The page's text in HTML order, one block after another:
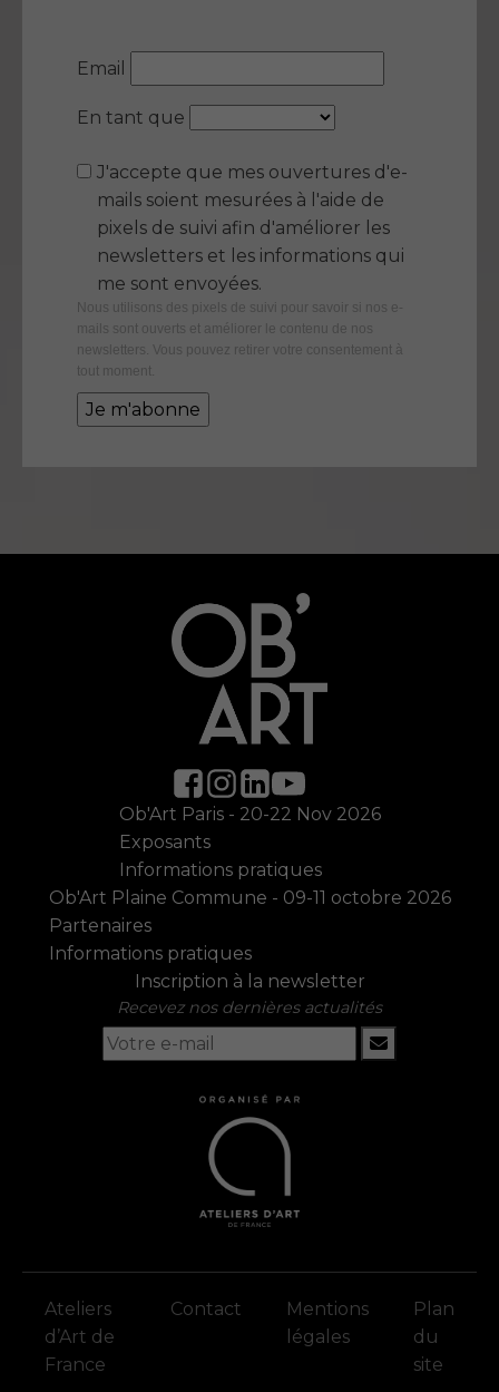
Email
En tant que
J'accepte que mes ouvertures d'e-
mails soient mesurées à l'aide de
pixels de suivi afin d'améliorer les
newsletters et les informations qui
me sont envoyées.
Nous utilisons des pixels de suivi pour savoir si nos e-
mails sont ouverts et améliorer le contenu de nos
newsletters. Vous pouvez retirer votre consentement à
tout moment.
Ob'Art Paris - 20-22 Nov 2026
Exposants
Informations pratiques
Ob'Art Plaine Commune - 09-11 octobre 2026
Partenaires
Informations pratiques
Inscription à la newsletter
Recevez nos dernières actualités
Ateliers
d’Art de
France
Contact
Mentions
légales
Plan
du
site